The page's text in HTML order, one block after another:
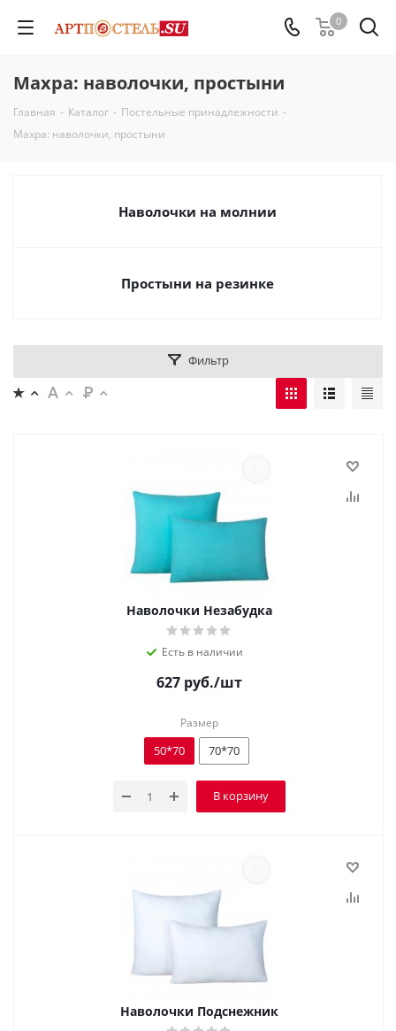
0
Махра: наволочки, простыни
Главная - Каталог - Постельные принадлежности -
Махра: наволочки, простыни
Наволочки на молнии
Простыни на резинке
Фильтр
Наволочки Незабудка
Есть в наличии
627руб./шт
Размер
50*70 70*70
В корзину
Наволочки Подснежник